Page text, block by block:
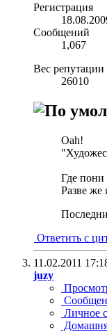
Регистрация
Сообщений
1,067
Вес репутации
26010
Oah!
Где пони
Разве же
Ответить с
11.02.2011
juzy
Личное